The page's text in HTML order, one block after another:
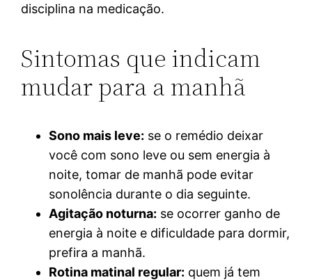
disciplina na medicação.
Sintomas que indicam
mudar para a manhã
Sono mais leve: se o remédio deixar
você com sono leve ou sem energia à
noite, tomar de manhã pode evitar
sonolência durante o dia seguinte.
Agitação noturna: se ocorrer ganho de
energia à noite e dificuldade para dormir,
prefira a manhã.
Rotina matinal regular: quem já tem